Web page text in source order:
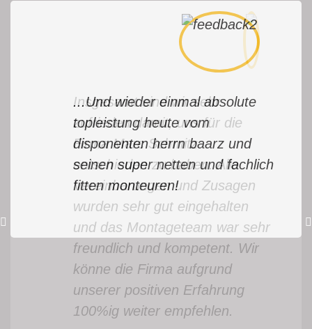
Insgesamt sind wir sehr
zufrieden damit, uns für die
Firma Marc Schmitz
entschieden zu haben. Alle
Vereinbarungen und Zusagen
wurden sehr gut eingehalten
und das Montageteam war sehr
freundlich und kompetent. Wir
könne die Firma aufgrund
unserer positiven Erfahrung
100%ig weiter empfehlen.
...Und wieder einmal absolute
topleistung heute vom
disponenten herrn baarz und
seinen super netten und fachlich
fitten monteuren!